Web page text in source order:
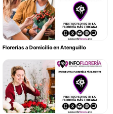
Florerías a Domicilio en Atenguillo